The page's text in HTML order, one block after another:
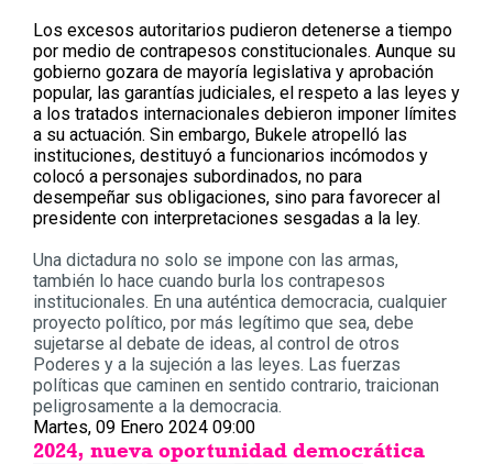
Los excesos autoritarios pudieron detenerse a tiempo
por medio de contrapesos constitucionales. Aunque su
gobierno gozara de mayoría legislativa y aprobación
popular, las garantías judiciales, el respeto a las leyes y
a los tratados internacionales debieron imponer límites
a su actuación. Sin embargo, Bukele atropelló las
instituciones, destituyó a funcionarios incómodos y
colocó a personajes subordinados, no para
desempeñar sus obligaciones, sino para favorecer al
presidente con interpretaciones sesgadas a la ley.
Una dictadura no solo se impone con las armas,
también lo hace cuando burla los contrapesos
institucionales. En una auténtica democracia, cualquier
proyecto político, por más legítimo que sea, debe
sujetarse al debate de ideas, al control de otros
Poderes y a la sujeción a las leyes. Las fuerzas
políticas que caminen en sentido contrario, traicionan
peligrosamente a la democracia.
Martes, 09 Enero 2024 09:00
2024, nueva oportunidad democrática